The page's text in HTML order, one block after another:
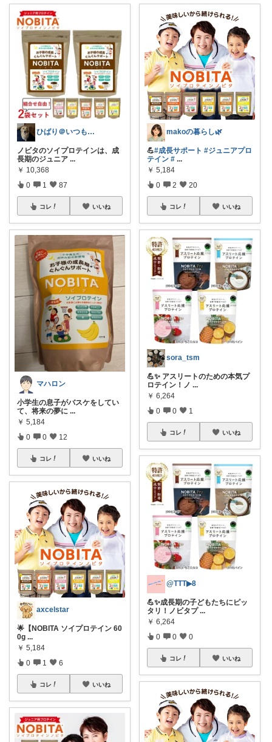
ひばり＠いつもありがとうございます✨
ノビタのソイプロテインは、成
長期のジュニア ...
￥ 10,368
0 1 87
コレ いいね
マハロン
小学生の息子がバスケをしてい
て、将来の夢に ...
￥ 5,184
0 0 12
コレ いいね
axcelstar
🌟【NOBITA ソイプロテイン 60
0g ...
￥ 5,184
0 1 6
コレ いいね
makoの暮らし🌿
💪#成長サポート #ジュニアプロ
テイン # ...
￥ 5,184
0 2 20
コレ いいね
sora_tsm
💪✨ アスリートのための本気プ
ロテイン！ノ ...
￥ 6,264
0 0 1
コレ いいね
@TTT▶︎8
💪✨成長期の子どもたちにピッ
タリ！ノビタプ ...
￥ 6,264
0 0 0
コレ いいね